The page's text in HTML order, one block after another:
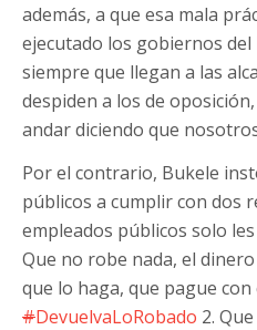
además, a que esa mala
ejecutado los gobiernos del
siempre que llegan a las
despiden a los de
andar diciendo que
Por el contrario, Bukele
públicos a cumplir con dos
empleados públicos solo
Que no robe nada, el
que lo haga, que pague con
#DevuelvaLoRobado 2.